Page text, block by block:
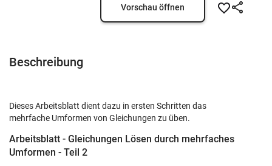
Vorschau öffnen
Beschreibung
Dieses Arbeitsblatt dient dazu in ersten Schritten das
mehrfache Umformen von Gleichungen zu üben.
Arbeitsblatt - Gleichungen Lösen durch mehrfaches
Umformen - Teil 2